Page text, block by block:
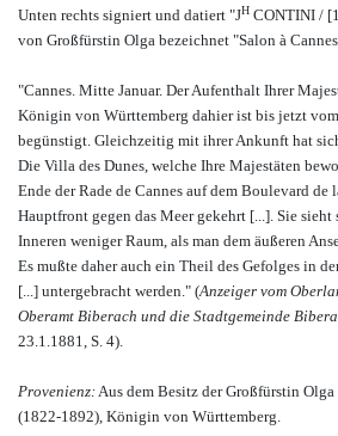
Unten rechts signiert und datiert "JH CONTINI /
von Großfürstin Olga bezeichnet "Salon à
"Cannes. Mitte Januar. Der Aufenthalt Ihrer
Königin von Württemberg dahier ist bis jetzt
begünstigt. Gleichzeitig mit ihrer Ankunft hat
Die Villa des Dunes, welche Ihre Majestäten
Ende der Rade de Cannes auf dem Boulevard de
Hauptfront gegen das Meer gekehrt [...]. Sie
Inneren weniger Raum, als man dem äußeren
Es mußte daher auch ein Theil des Gefolges in
[...] untergebracht werden." (Anzeiger vom
Oberamt Biberach und die Stadtgemeinde
23.1.1881, S. 4).
Provenienz: Aus dem Besitz der Großfürstin
(1822-1892), Königin von Württemberg.